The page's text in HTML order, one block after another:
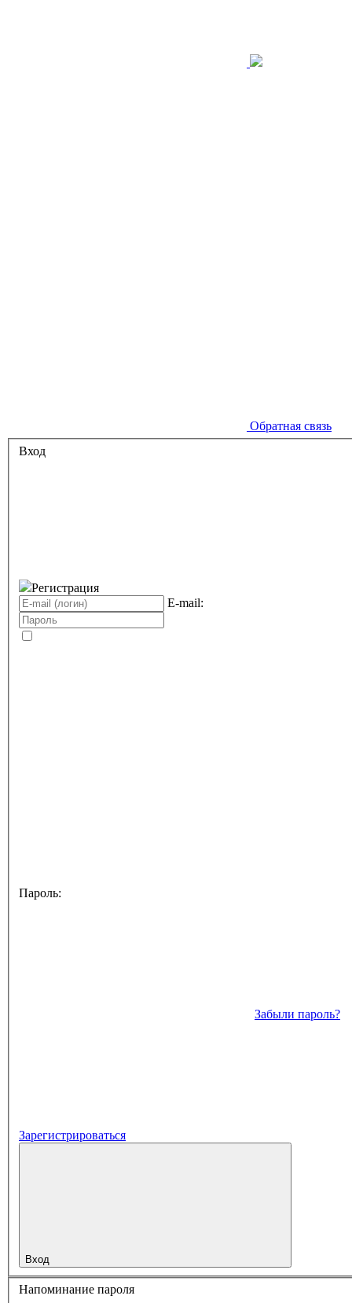
Обратная связь
Вход
Регистрация
E-mail:
Пароль:
Забыли пароль?
Зарегистрироваться
Вход
Напоминание пароля